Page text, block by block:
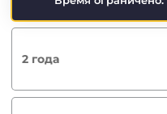
2 года